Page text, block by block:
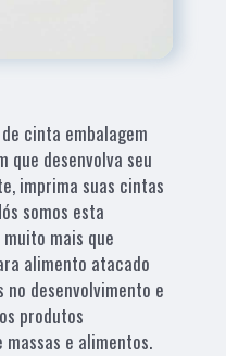
cinta embalagem
que desenvolva seu
imprima suas cintas
somos esta
mais que
alimento atacado
no desenvolvimento e
produtos
e alimentos.